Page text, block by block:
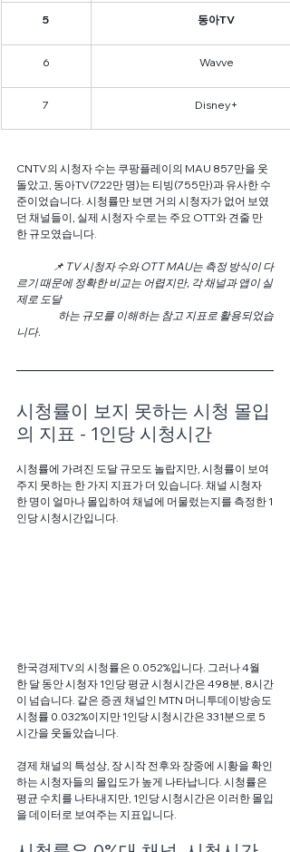
5 동아TV
6 Wavve
7 Disney+
CNTV의 시청자 수는 쿠팡플레이의 MAU 857만을 웃
돌았고, 동아TV(722만 명)는 티빙(755만)과 유사한 수
준이었습니다. 시청률만 보면 거의 시청자가 없어 보였
던 채널들이, 실제 시청자 수로는 주요 OTT와 견줄 만
한 규모였습니다.
📌 TV 시청자 수와 OTT MAU는 측정 방식이 다
르기 때문에 정확한 비교는 어렵지만, 각 채널과 앱이 실
제로 도달
니다.
시청률이 보지 못하는 시청 몰입
의 지표 - 1인당 시청시간
시청률에 가려진 도달 규모도 놀랍지만, 시청률이 보여
주지 못하는 한 가지 지표가 더 있습니다. 채널 시청자
한 명이 얼마나 몰입하여 채널에 머물렀는지를 측정한 1
인당 시청시간입니다.
한국경제TV의 시청률은 0.052%입니다. 그러나 4월
한 달 동안 시청자 1인당 평균 시청시간은 498분, 8시간
이 넘습니다. 같은 증권 채널인 MTN 머니투데이방송도
시청률 0.032%이지만 1인당 시청시간은 331분으로 5
시간을 웃돌았습니다.
경제 채널의 특성상, 장 시작 전후와 장중에 시황을 확인
하는 시청자들의 몰입도가 높게 나타납니다. 시청률은
평균 수치를 나타내지만, 1인당 시청시간은 이러한 몰입
을 데이터로 보여주는 지표입니다.